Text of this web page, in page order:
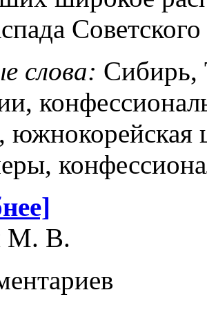
слова: Сибирь,
М. В.